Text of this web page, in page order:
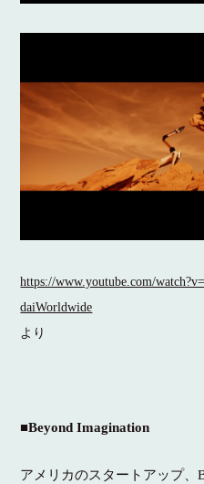
https://www.youtube.com/
daiWorldwide
より
■Beyond Imagination
アメリカのスタートアップ、